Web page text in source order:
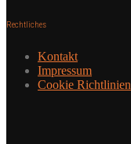
Rechtliches
Kontakt
Impressum
Cookie Richtlinien